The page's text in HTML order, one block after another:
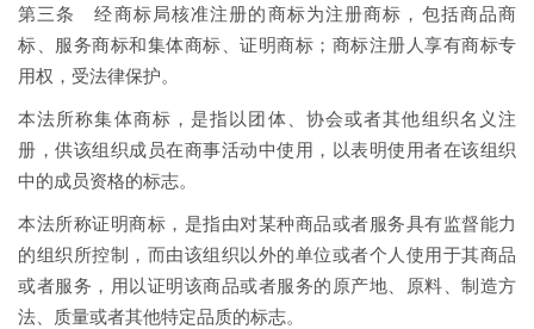
第三条 经商标局核准注册的商标为注册商标，包括商品商
标、服务商标和集体商标、证明商标；商标注册人享有商标专
用权，受法律保护。
本法所称集体商标，是指以团体、协会或者其他组织名义注
册，供该组织成员在商事活动中使用，以表明使用者在该组织
中的成员资格的标志。
本法所称证明商标，是指由对某种商品或者服务具有监督能力
的组织所控制，而由该组织以外的单位或者个人使用于其商品
或者服务，用以证明该商品或者服务的原产地、原料、制造方
法、质量或者其他特定品质的标志。